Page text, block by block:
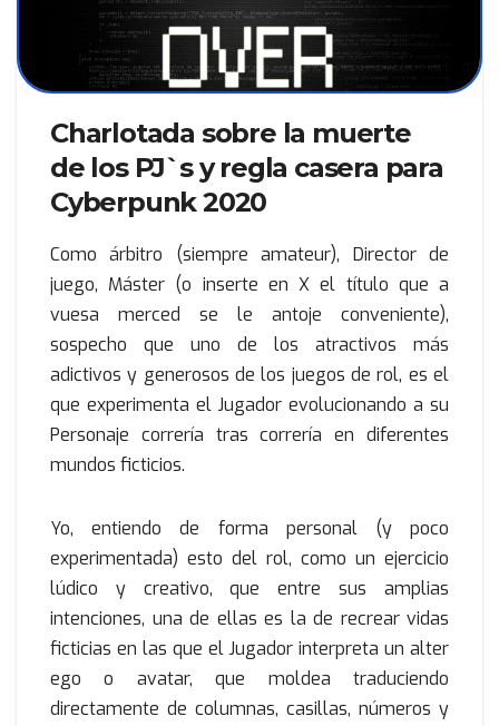
Charlotada sobre la muerte
de los PJ`s y regla casera para
Cyberpunk 2020
Como árbitro (siempre amateur), Director de
juego, Máster (o inserte en X el título que a
vuesa merced se le antoje conveniente),
sospecho que uno de los atractivos más
adictivos y generosos de los juegos de rol, es el
que experimenta el Jugador evolucionando a su
Personaje correría tras correría en diferentes
mundos ficticios.
Yo, entiendo de forma personal (y poco
experimentada) esto del rol, como un ejercicio
lúdico y creativo, que entre sus amplias
intenciones, una de ellas es la de recrear vidas
ficticias en las que el Jugador interpreta un alter
ego o avatar, que moldea traduciendo
directamente de columnas, casillas, números y